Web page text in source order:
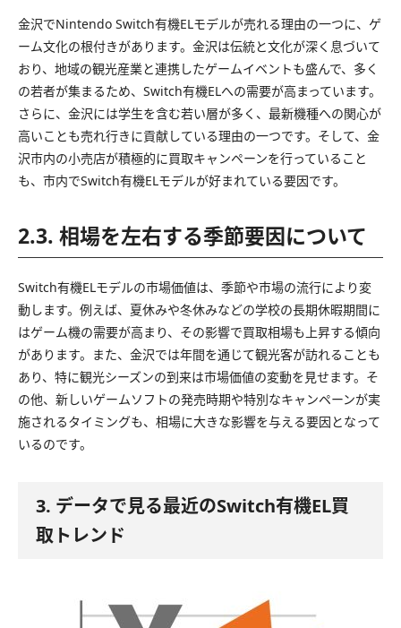
金沢でNintendo Switch有機ELモデルが売れる理由の一つに、ゲ
ーム文化の根付きがあります。金沢は伝統と文化が深く息づいて
おり、地域の観光産業と連携したゲームイベントも盛んで、多く
の若者が集まるため、Switch有機ELへの需要が高まっています。
さらに、金沢には学生を含む若い層が多く、最新機種への関心が
高いことも売れ行きに貢献している理由の一つです。そして、金
沢市内の小売店が積極的に買取キャンペーンを行っていること
も、市内でSwitch有機ELモデルが好まれている要因です。
2.3. 相場を左右する季節要因について
Switch有機ELモデルの市場価値は、季節や市場の流行により変
動します。例えば、夏休みや冬休みなどの学校の長期休暇期間に
はゲーム機の需要が高まり、その影響で買取相場も上昇する傾向
があります。また、金沢では年間を通じて観光客が訪れることも
あり、特に観光シーズンの到来は市場価値の変動を見せます。そ
の他、新しいゲームソフトの発売時期や特別なキャンペーンが実
施されるタイミングも、相場に大きな影響を与える要因となって
いるのです。
3. データで見る最近のSwitch有機EL買
取トレンド